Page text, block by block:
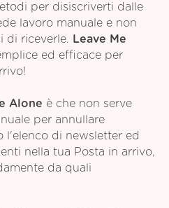
per disiscriverti dalle
lavoro manuale e non
di riceverle.
Leave Me
ed efficace per
Alone è che non serve
per annullare
l'elenco di newsletter ed
nella tua Posta in arrivo,
da quali